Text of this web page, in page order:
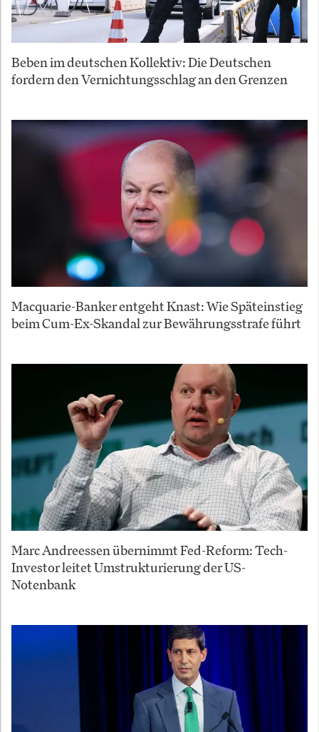
Beben im deutschen Kollektiv: Die Deutschen
fordern den Vernichtungsschlag an den Grenzen
Macquarie-Banker entgeht Knast: Wie Späteinstieg
beim Cum-Ex-Skandal zur Bewährungsstrafe führt
Marc Andreessen übernimmt Fed-Reform: Tech-
Investor leitet Umstrukturierung der US-
Notenbank